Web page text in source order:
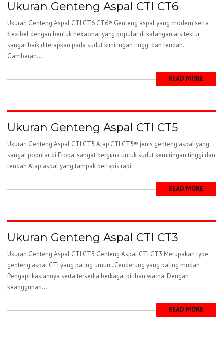
Ukuran Genteng Aspal CTI CT6
Ukuran Genteng Aspal CTI CT6 CT6® Genteng aspal yang modern serta
flexibel dengan bentuk hexaonal yang popular di kalangan arsitektur
sangat baik diterapkan pada sudut kimiringan tinggi dan rendah.
Gambaran...
READ MORE
Ukuran Genteng Aspal CTI CT5
Ukuran Genteng Aspal CTI CT5 Atap CTI CT5® jenis genteng aspal yang
sangat popular di Eropa, sangat berguna untuk sudut kemiringan tinggi dan
rendah Atap aspal yang tampak berlapis rapi...
READ MORE
Ukuran Genteng Aspal CTI CT3
Ukuran Genteng Aspal CTI CT3 Genteng Aspal CTI CT3 Merupakan type
genteng aspal CTI yang paling umum. Cenderung yang paling mudah
Pengaplikasiannya serta tersedia berbagai pilihan warna. Dengan
keanggunan...
READ MORE